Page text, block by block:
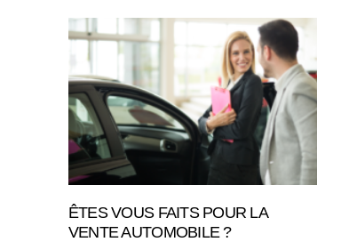
ÊTES VOUS FAITS POUR LA
VENTE AUTOMOBILE ?